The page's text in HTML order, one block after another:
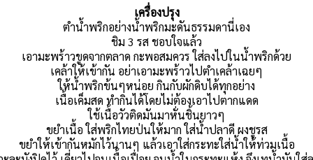
เครื่องปรุง
ตำน้ำพริกอย่างน้ำพริกมะดันธรรมดานี่เอง
ชิม 3 รส ชอบใจแล้ว
เอามะพร้าวขูดจากตลาด กะพอสมควร ใส่ลงไปในน้ำพริกด้วย
เคล้าให้เข้ากัน อย่าเอามะพร้าวไปตำเคล้าเฉยๆ
ให้น้ำพริกข้นๆหน่อย กินกับผักดิบได้ทุกอย่าง
เนื้อเค็มสด ทำกินได้โดยไม่ต้องเอาไปตากแดด
ใช้เนื้อวัวติดมันมาหั่นชิ้นยาวๆ
ขยำเนื้อ ใส่พริกไทยป่นให้มาก ใส่น้ำปลาดี ผงชูรส
ขยำให้เข้ากันหมักไว้นานๆ แล้วเอาใส่กระทะใส่น้ำให้ท่วมเนื้อ